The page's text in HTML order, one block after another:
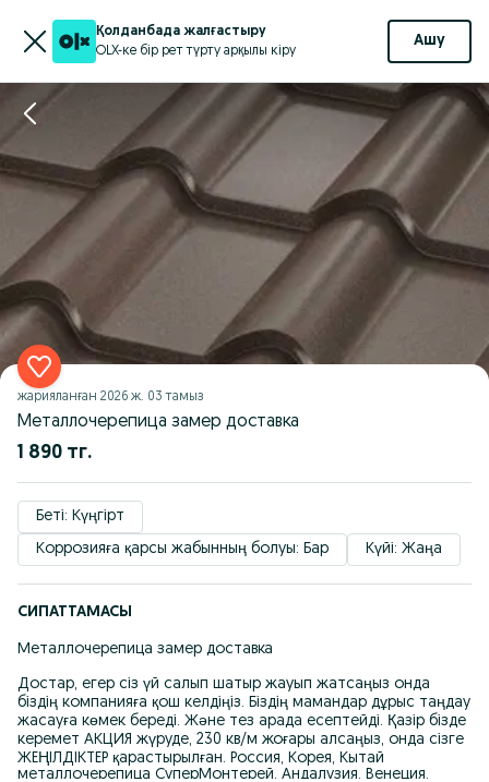
Қолданбада жалғастыру
OLX-ке бір рет түрту арқылы кіру
Ашу
жарияланған 2026 ж. 03 тамыз
Металлочерепица замер доставка
1 890 тг.
Беті: Күңгірт
Коррозияға қарсы жабынның болуы: Бар
Күйі: Жаңа
СИПАТТАМАСЫ
Металлочерепица замер доставка
Достар, егер сіз үй салып шатыр жауып жатсаңыз онда
біздің компанияға қош келдіңіз. Біздің мамандар дұрыс таңдау
жасауға көмек береді. Және тез арада есептейді. Қазір бізде
керемет АКЦИЯ жүруде, 230 кв/м жоғары алсаңыз, онда сізге
ЖЕҢІЛДІКТЕР қарастырылған. Россия, Корея, Кытай
металлочерепица СуперМонтерей, Андалузия, Венеция.